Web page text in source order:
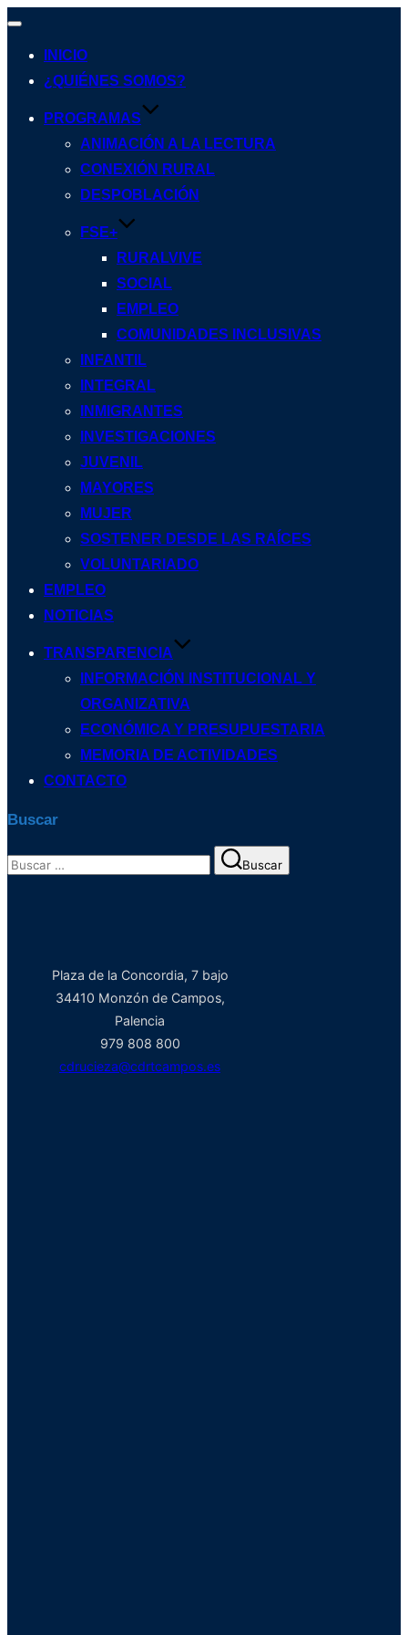
Alternar
INICIO
¿QUIÉNES SOMOS?
PROGRAMAS
ANIMACIÓN A LA LECTURA
CONEXIÓN RURAL
DESPOBLACIÓN
FSE+
RURALVIVE
SOCIAL
EMPLEO
COMUNIDADES INCLUSIVAS
INFANTIL
INTEGRAL
INMIGRANTES
INVESTIGACIONES
JUVENIL
MAYORES
MUJER
SOSTENER DESDE LAS RAÍCES
VOLUNTARIADO
EMPLEO
NOTICIAS
TRANSPARENCIA
INFORMACIÓN INSTITUCIONAL Y
ORGANIZATIVA
ECONÓMICA Y PRESUPUESTARIA
MEMORIA DE ACTIVIDADES
CONTACTO
Buscar
Buscar:
Buscar
Plaza de la Concordia, 7 bajo
34410 Monzón de Campos,
Palencia
979 808 800
cdrucieza@cdrtcampos.es